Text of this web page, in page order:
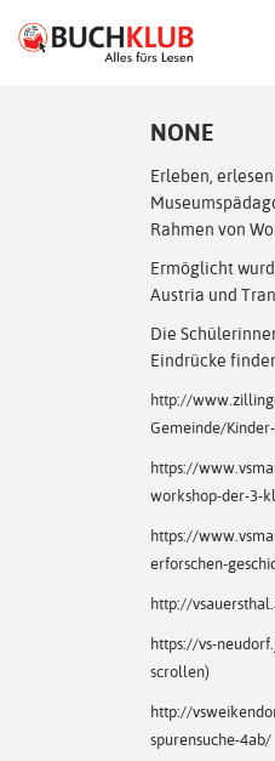
NONE
Erleben,
Rahmen von
Ermöglicht
Austria und
Die
Eindrücke
http://
Gemeinde/
https://
workshop-der-3-
https://
erforschen-
http://
https://vs-
scrollen)
http://
spurensuche-4ab/